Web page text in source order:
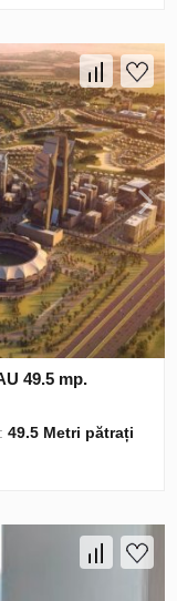
49.5 mp.
49.5 Metri pătrați